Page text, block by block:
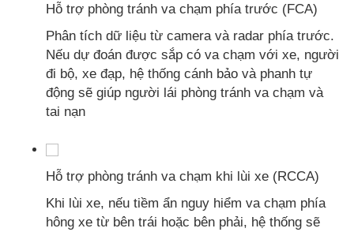
Hỗ trợ phòng tránh va chạm phía trước (FCA)
Phân tích dữ liệu từ camera và radar phía trước.
Nếu dự đoán được sắp có va chạm với xe, người
đi bộ, xe đạp, hệ thống cánh bảo và phanh tự
động sẽ giúp người lái phòng tránh va chạm và
tai nạn
Hỗ trợ phòng tránh va chạm khi lùi xe (RCCA)
Khi lùi xe, nếu tiềm ẩn nguy hiểm va chạm phía
hông xe từ bên trái hoặc bên phải, hệ thống sẽ